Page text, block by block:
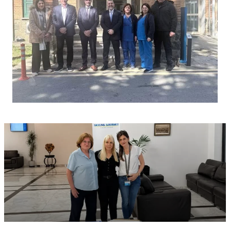
την καλλιέργεια κουλτούρας ορθολογικής χρήσης του
Συστήματος μεταξύ δικαιούχων και παροχέων.
Ο Οργανισμός θεωρεί ότι τα συμπεράσματα και οι
εισηγήσεις της έκθεσης αποτελούν σημαντική
συνεισφορά στην περαιτέρω εξέλιξη του ΓεΣΥ και
επιβεβαιώνουν τη σημασία της συνεχούς αξιολόγησης,
της αξιοποίησης των δεδομένων και της
βασικές κατευθύνσεις της έκθεσης συνάδουν με τον
στρατηγικό σχεδιασμό του Οργανισμού. Στο πλαίσιο
αυτό, ο ΟΑΥ αξιολογεί και προχωρά στην υλοποίηση
συγκεκριμένων δράσεων, με ιδιαίτερη έμφαση στην
ενίσχυση του θεσμού του Προσωπικού Ιατρού και της
οργανωμένης Πρωτοβάθμιας Φροντίδας Υγείας, στη
βελτίωση της ποιότητας και στον εμπλουτισμό των
παρεχόμενων υπηρεσιών, καθώς και στην
αποτελεσματικότερη αξιοποίηση των διαθέσιμων